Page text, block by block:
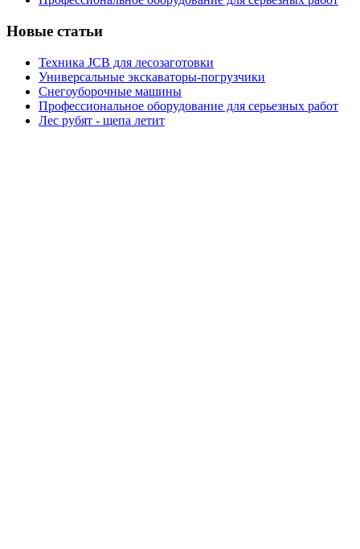
Новые статьи
Техника JCB для лесозаготовки
Универсальные экскаваторы-погрузчики
Снегоуборочные машины
Профессиональное оборудование для серьезных работ
Лес рубят - щепа летит